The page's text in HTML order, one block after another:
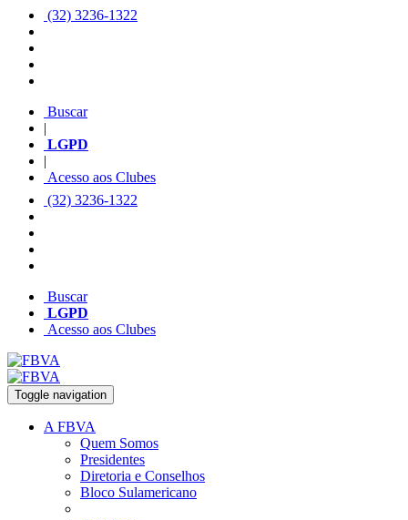
(32) 3236-1322
Buscar
|
LGPD
|
Acesso aos Clubes
(32) 3236-1322
Buscar
LGPD
Acesso aos Clubes
Toggle navigation
A FBVA
Quem Somos
Presidentes
Diretoria e Conselhos
Bloco Sulamericano